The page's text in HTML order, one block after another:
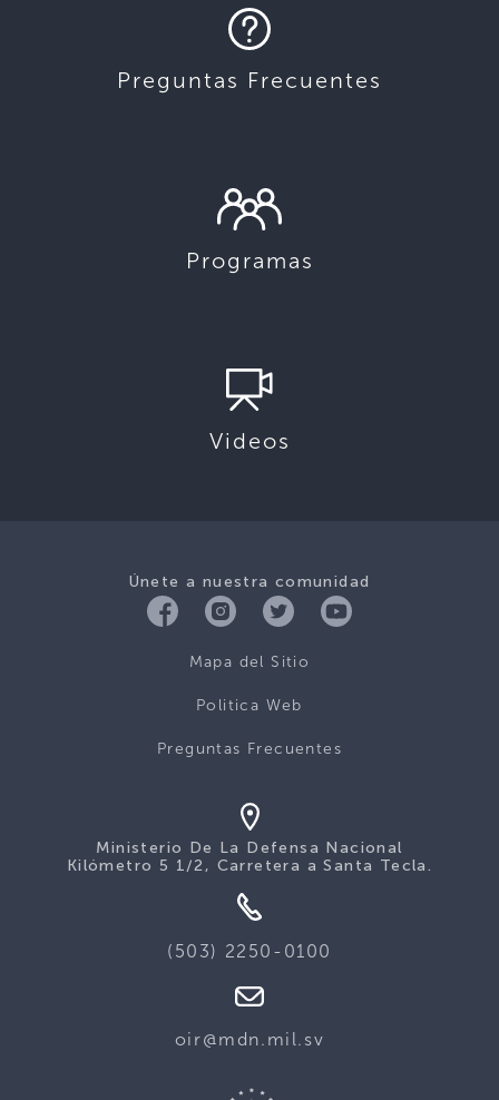
Preguntas Frecuentes
Programas
Videos
Únete a nuestra comunidad
Mapa del Sitio
Politica Web
Preguntas Frecuentes
Ministerio De La Defensa Nacional
Kilómetro 5 1/2, Carretera a Santa Tecla.
(503) 2250-0100
oir@mdn.mil.sv